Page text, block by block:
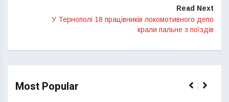
Read Next
У Тернополі 18 працівників локомотивного депо
крали пальне з поїздів
Most Popular